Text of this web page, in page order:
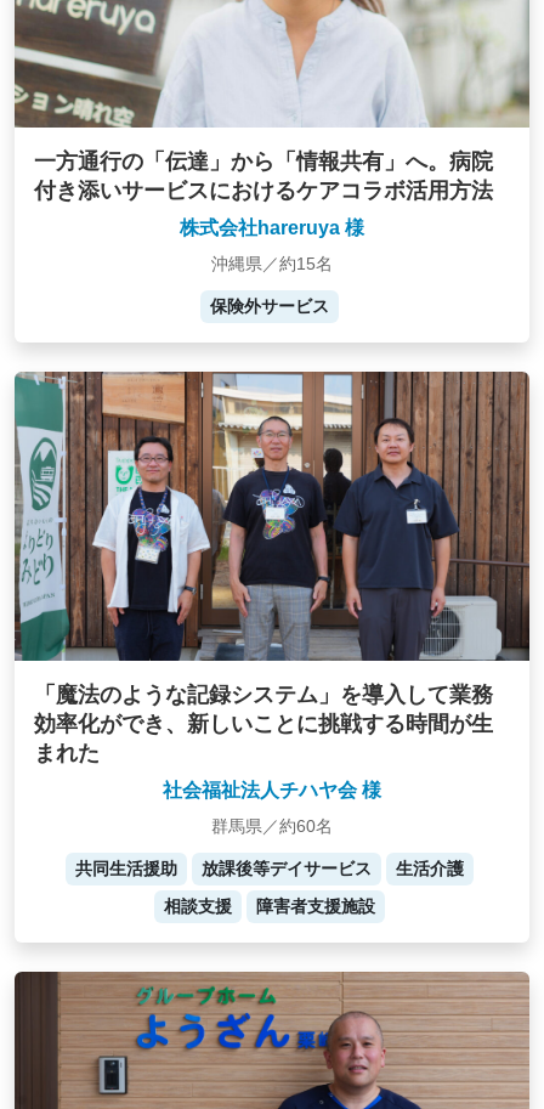
一方通行の「伝達」から「情報共有」へ。病院
付き添いサービスにおけるケアコラボ活用方法
株式会社hareruya 様
沖縄県／約15名
保険外サービス
「魔法のような記録システム」を導入して業務
効率化ができ、新しいことに挑戦する時間が生
まれた
社会福祉法人チハヤ会 様
群馬県／約60名
共同生活援助 放課後等デイサービス
生活介護
相談支援
障害者支援施設